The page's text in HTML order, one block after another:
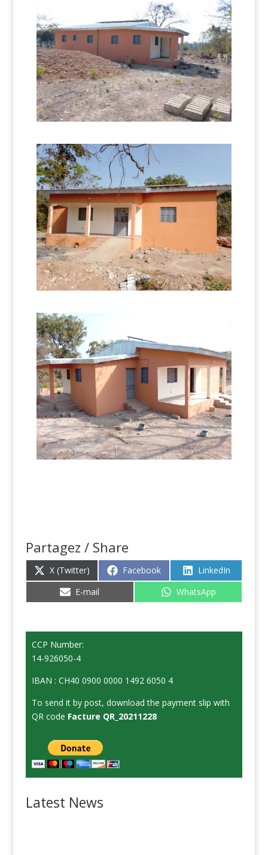
Partagez / Share
Share
on
X (Twitter) Share
on
Facebook Share
on
LinkedIn
Share
on
E-mail Share
on
WhatsApp
CCP Number:
14-926050-4
IBAN : CH40 0900 0000 1492 6050 4
To send it by post, download the payment slip with
QR code Facture QR_20211228
Latest News